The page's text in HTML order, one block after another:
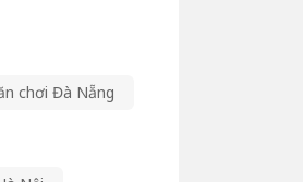
chơi Đà Nẵng